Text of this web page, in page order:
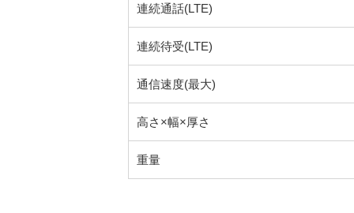
連続通話(LTE)
連続待受(LTE)
通信速度(最大)
高さ×幅×厚さ
重量